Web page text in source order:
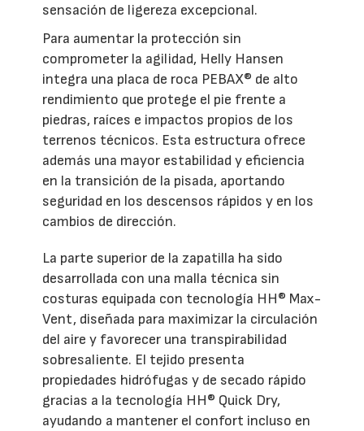
sensación de ligereza excepcional.
Para aumentar la protección sin
comprometer la agilidad, Helly Hansen
integra una placa de roca PEBAX® de alto
rendimiento que protege el pie frente a
piedras, raíces e impactos propios de los
terrenos técnicos. Esta estructura ofrece
además una mayor estabilidad y eficiencia
en la transición de la pisada, aportando
seguridad en los descensos rápidos y en los
cambios de dirección.
La parte superior de la zapatilla ha sido
desarrollada con una malla técnica sin
costuras equipada con tecnología HH® Max-
Vent, diseñada para maximizar la circulación
del aire y favorecer una transpirabilidad
sobresaliente. El tejido presenta
propiedades hidrófugas y de secado rápido
gracias a la tecnología HH® Quick Dry,
ayudando a mantener el confort incluso en